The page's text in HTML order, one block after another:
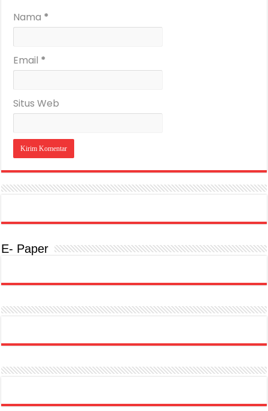
Nama *
Email *
Situs Web
E- Paper